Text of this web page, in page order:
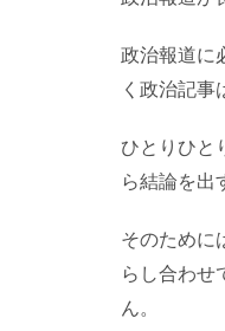
政治報道に
く政治記事
ひとりひと
ら結論を出
そのために
らし合わせ
ん。